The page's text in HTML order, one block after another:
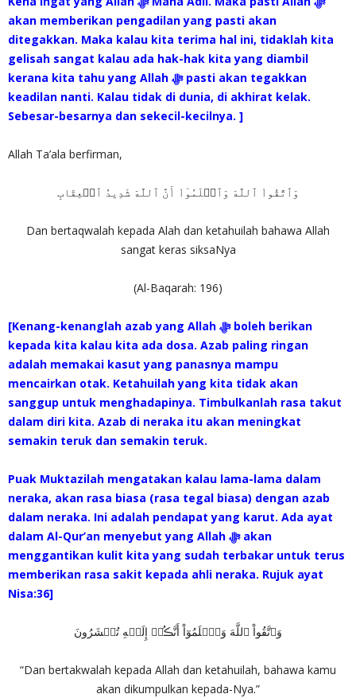
akan memberikan pengadilan yang pasti akan
ditegakkan. Maka kalau kita terima hal ini, tidaklah kita
gelisah sangat kalau ada hak-hak kita yang diambil
kerana kita tahu yang Allah ‎ﷻ pasti akan tegakkan
keadilan nanti. Kalau tidak di dunia, di akhirat kelak.
Sebesar-besarnya dan sekecil-kecilnya. ]
Allah Ta’ala berfirman,
وَٱتَّقُواْ ٱللَّهَ وَٱعۡلَمُوٓاْ أَنَّ ٱللَّهَ شَدِيدُ ٱلۡعِقَابِ
Dan bertaqwalah kepada Alah dan ketahuilah bahawa Allah
sangat keras siksaNya
(Al-Baqarah: 196)
[Kenang-kenanglah azab yang Allah ‎ﷻ boleh berikan
kepada kita kalau kita ada dosa. Azab paling ringan
adalah memakai kasut yang panasnya mampu
mencairkan otak. Ketahuilah yang kita tidak akan
sanggup untuk menghadapinya. Timbulkanlah rasa takut
dalam diri kita. Azab di neraka itu akan meningkat
semakin teruk dan semakin teruk.
Puak Muktazilah mengatakan kalau lama-lama dalam
neraka, akan rasa biasa (rasa tegal biasa) dengan azab
dalam neraka. Ini adalah pendapat yang karut. Ada ayat
dalam Al-Qur’an menyebut yang Allah ‎ﷻ akan
menggantikan kulit kita yang sudah terbakar untuk terus
memberikan rasa sakit kepada ahli neraka. Rujuk ayat
Nisa:36]
وَٱتَّقُواْ ٱللَّهَ وَٱعۡلَمُوٓاْ أَنَّڪُمۡ إِلَيۡهِ تُحۡشَرُونَ
“Dan bertakwalah kepada Allah dan ketahuilah, bahawa kamu
akan dikumpulkan kepada-Nya.”